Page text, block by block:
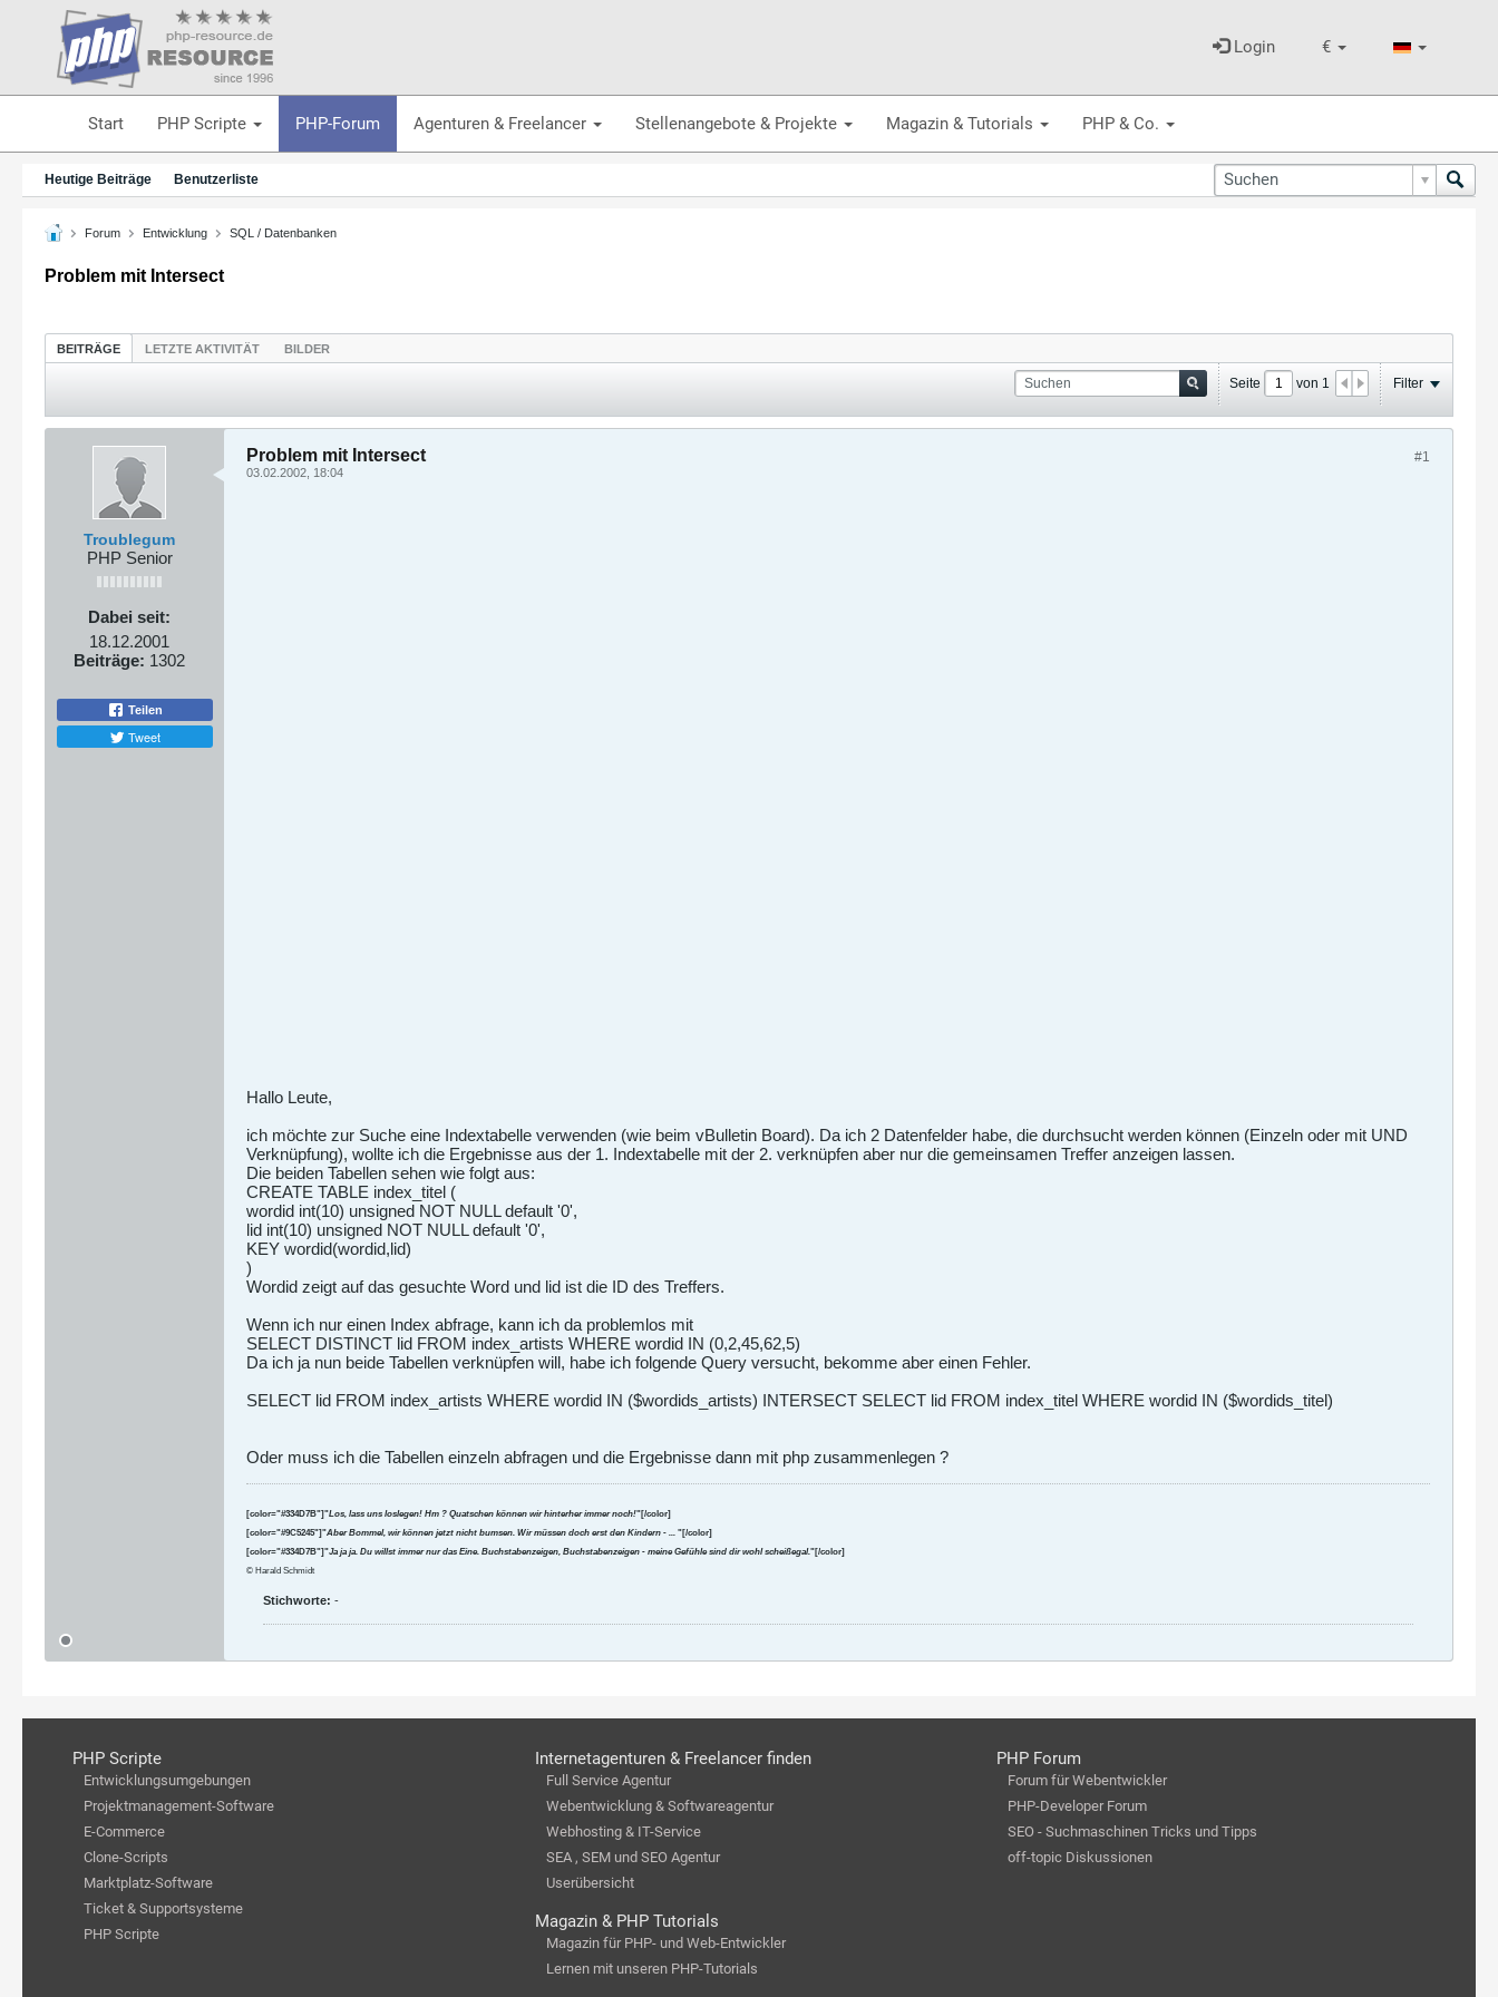
€
Login
Start PHP Scripte PHP-Forum Agenturen & Freelancer Stellenangebote & Projekte Magazin & Tutorials PHP & Co.
Heutige Beiträge Benutzerliste
Forum Entwicklung SQL / Datenbanken
Problem mit Intersect
BEITRÄGE LETZTE AKTIVITÄT BILDER
Seite von 1 Filter
Troublegum
PHP Senior
Dabei seit:
18.12.2001
Beiträge: 1302
Teilen
Tweet
#1
Problem mit Intersect
03.02.2002, 18:04
Hallo Leute,
ich möchte zur Suche eine Indextabelle verwenden (wie beim vBulletin Board). Da ich 2 Datenfelder habe, die durchsucht werden können (Einzeln oder mit UND
Verknüpfung), wollte ich die Ergebnisse aus der 1. Indextabelle mit der 2. verknüpfen aber nur die gemeinsamen Treffer anzeigen lassen.
Die beiden Tabellen sehen wie folgt aus:
CREATE TABLE index_titel (
wordid int(10) unsigned NOT NULL default '0',
lid int(10) unsigned NOT NULL default '0',
KEY wordid(wordid,lid)
)
Wordid zeigt auf das gesuchte Word und lid ist die ID des Treffers.
Wenn ich nur einen Index abfrage, kann ich da problemlos mit
SELECT DISTINCT lid FROM index_artists WHERE wordid IN (0,2,45,62,5)
Da ich ja nun beide Tabellen verknüpfen will, habe ich folgende Query versucht, bekomme aber einen Fehler.
SELECT lid FROM index_artists WHERE wordid IN ($wordids_artists) INTERSECT SELECT lid FROM index_titel WHERE wordid IN ($wordids_titel)
Oder muss ich die Tabellen einzeln abfragen und die Ergebnisse dann mit php zusammenlegen ?
[color="#334D7B"]"Los, lass uns loslegen! Hm ? Quatschen können wir hinterher immer noch!"[/color]
[color="#9C5245"]"Aber Bommel, wir können jetzt nicht bumsen. Wir müssen doch erst den Kindern - ... "[/color]
[color="#334D7B"]"Ja ja ja. Du willst immer nur das Eine. Buchstabenzeigen, Buchstabenzeigen - meine Gefühle sind dir wohl scheißegal."[/color]
© Harald Schmidt
Stichworte: -
PHP Scripte
Entwicklungsumgebungen
Projektmanagement-Software
E-Commerce
Clone-Scripts
Marktplatz-Software
Ticket & Supportsysteme
PHP Scripte
Internetagenturen & Freelancer finden
Full Service Agentur
Webentwicklung & Softwareagentur
Webhosting & IT-Service
SEA , SEM und SEO Agentur
Userübersicht
Magazin & PHP Tutorials
Magazin für PHP- und Web-Entwickler
Lernen mit unseren PHP-Tutorials
PHP Forum
Forum für Webentwickler
PHP-Developer Forum
SEO - Suchmaschinen Tricks und Tipps
off-topic Diskussionen